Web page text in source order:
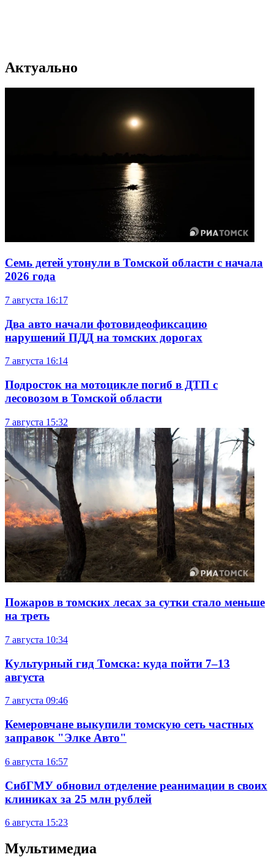
Актуально
Семь детей утонули в Томской области с начала
2026 года
7 августа 16:17
Два авто начали фотовидеофиксацию
нарушений ПДД на томских дорогах
7 августа 16:14
Подросток на мотоцикле погиб в ДТП с
лесовозом в Томской области
7 августа 15:32
Пожаров в томских лесах за сутки стало меньше
на треть
7 августа 10:34
Культурный гид Томска: куда пойти 7–13
августа
7 августа 09:46
Кемеровчане выкупили томскую сеть частных
заправок "Элке Авто"
6 августа 16:57
СибГМУ обновил отделение реанимации в своих
клиниках за 25 млн рублей
6 августа 15:23
Мультимедиа